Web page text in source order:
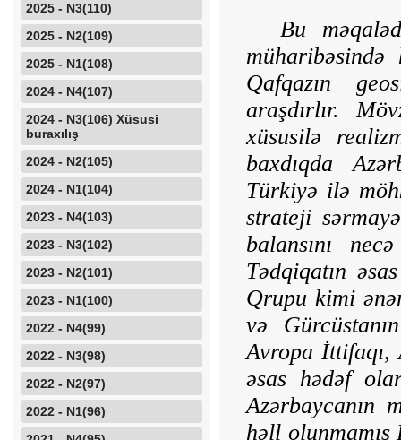
2025 - N3(110)
2025 - N2(109)
2025 - N1(108)
2024 - N4(107)
2024 - N3(106) Xüsusi
buraxılış
2024 - N2(105)
2024 - N1(104)
2023 - N4(103)
2023 - N3(102)
2023 - N2(101)
2023 - N1(100)
2022 - N4(99)
2022 - N3(98)
2022 - N2(97)
2022 - N1(96)
Bu
müharibəsində
Qafqazın
araşdırlır.
xüsusilə
baxdıqda
Türkiyə ilə
stra­teji
balansını
Tədqiqatın
Qrupu kimi
və
Avropa İttifaqı,
əsas hədəf
Azərbaycanın
həll